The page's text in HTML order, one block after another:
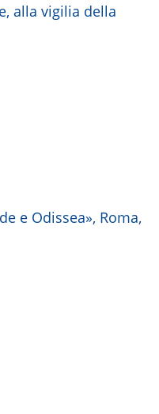
alla vigilia della
e Odissea», Roma,